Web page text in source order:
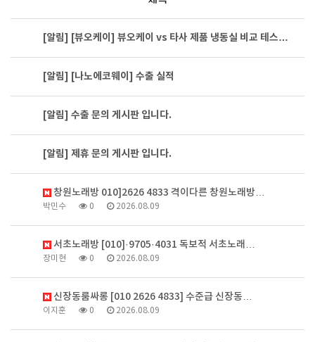
[알림] [뷰오케이] 뷰오케이 vs 타사 제품 냉동실 비교 테스…
[알림] [나노에코웨이] 수출 실적
[알림] 수출 문의 게시판 입니다.
[알림] 제휴 문의 게시판 입니다.
창원노래방 010]2626 4833 격이다른 창원노래방…
박민수 0 2026.08.09
서초노래방 [010]·9705·4031 독보적 서초노래…
장미현 0 2026.08.09
신장동룸싸롱 [010 2626 4833] 수준급 신장동…
이지훈 0 2026.08.09